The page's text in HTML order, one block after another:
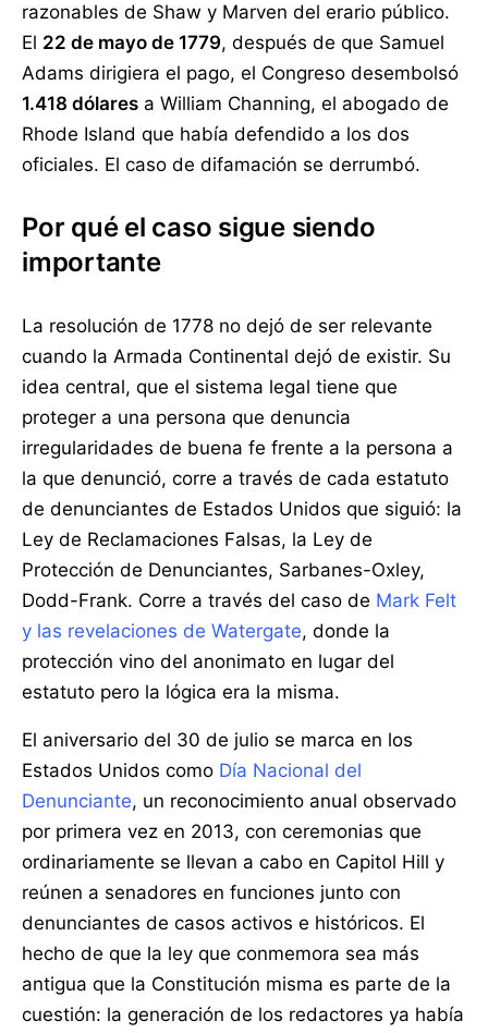
razonables de Shaw y Marven del erario público.
El 22 de mayo de 1779, después de que Samuel
Adams dirigiera el pago, el Congreso desembolsó
1.418 dólares a William Channing, el abogado de
Rhode Island que había defendido a los dos
oficiales. El caso de difamación se derrumbó.
Por qué el caso sigue siendo
importante
La resolución de 1778 no dejó de ser relevante
cuando la Armada Continental dejó de existir. Su
idea central, que el sistema legal tiene que
proteger a una persona que denuncia
irregularidades de buena fe frente a la persona a
la que denunció, corre a través de cada estatuto
de denunciantes de Estados Unidos que siguió: la
Ley de Reclamaciones Falsas, la Ley de
Protección de Denunciantes, Sarbanes-Oxley,
Dodd-Frank. Corre a través del caso de Mark Felt
y las revelaciones de Watergate, donde la
protección vino del anonimato en lugar del
estatuto pero la lógica era la misma.
El aniversario del 30 de julio se marca en los
Estados Unidos como Día Nacional del
Denunciante, un reconocimiento anual observado
por primera vez en 2013, con ceremonias que
ordinariamente se llevan a cabo en Capitol Hill y
reúnen a senadores en funciones junto con
denunciantes de casos activos e históricos. El
hecho de que la ley que conmemora sea más
antigua que la Constitución misma es parte de la
cuestión: la generación de los redactores ya había